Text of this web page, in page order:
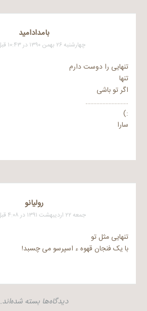
بامدادامید
چهارشنبه ۲۶ بهمن ۱۳۹۰ در ۱۰:۴۳ قبل از ظهر
تنهایی را دوست دارم
تنها
اگر تو باشی
……………………….
:)
سارا
رولیانو
جمعه ۲۲ اردیبهشت ۱۳۹۱ در ۴:۰۸ قبل از ظهر
تنهایی مثل تو
با یک فنجان قهوه ء اسپرسو می چسبد!
دیدگاه‌ها بسته شده‌اند.